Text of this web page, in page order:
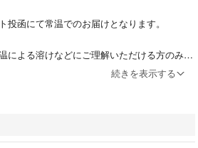
函にて常温でのお届けとなります。
による溶けなどにご理解いただける方のみ、
続きを表示する